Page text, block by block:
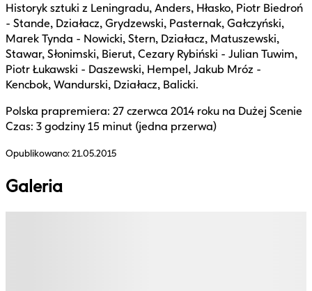
Historyk sztuki z Leningradu, Anders, Hłasko, Piotr Biedroń
- Stande, Działacz, Grydzewski, Pasternak, Gałczyński,
Marek Tynda - Nowicki, Stern, Działacz, Matuszewski,
Stawar, Słonimski, Bierut, Cezary Rybiński - Julian Tuwim,
Piotr Łukawski - Daszewski, Hempel, Jakub Mróz -
Kencbok, Wandurski, Działacz, Balicki.
Polska prapremiera: 27 czerwca 2014 roku na Dużej Scenie
Czas: 3 godziny 15 minut (jedna przerwa)
Opublikowano:21.05.2015
Galeria